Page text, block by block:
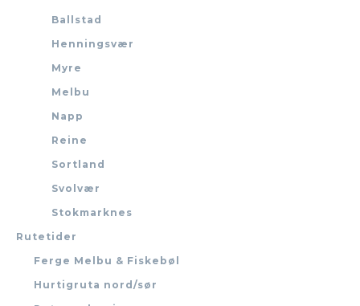
Ballstad
Henningsvær
Myre
Melbu
Napp
Reine
Sortland
Svolvær
Stokmarknes
Rutetider
Ferge Melbu & Fiskebøl
Hurtigruta nord/sør